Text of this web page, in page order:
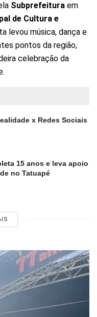
Subprefeitura em
de Cultura e
levou música, dança e
pontos da região,
celebração da
x Redes Sociais
15 anos e leva apoio
no Tatuapé